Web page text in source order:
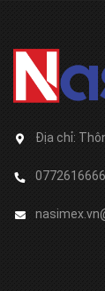
Địa chỉ:
0772616666